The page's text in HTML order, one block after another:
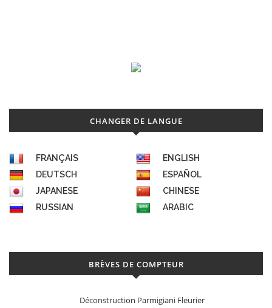
CHANGER DE LANGUE
FRANÇAIS
ENGLISH
DEUTSCH
ESPAÑOL
JAPANESE
CHINESE
RUSSIAN
ARABIC
BRÈVES DE COMPTEUR
Déconstruction Parmigiani Fleurier